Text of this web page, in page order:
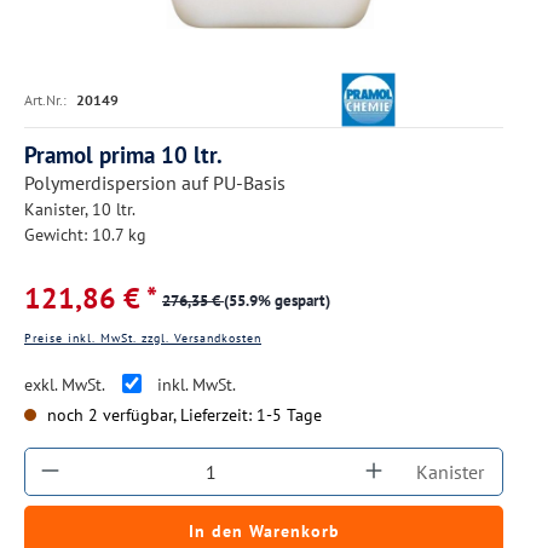
Art.Nr.: 20149
Pramol prima 10 ltr.
Polymerdispersion auf PU-Basis
Kanister, 10 ltr.
Gewicht: 10.7 kg
121,86 € * 276,35 €(55.9% gespart)
Preise inkl. MwSt. zzgl. Versandkosten
exkl. MwSt.
inkl. MwSt.
noch 2 verfügbar, Lieferzeit: 1-5 Tage
Produkt Anzahl: Gib den gewünschten
Kanister
In den Warenkorb